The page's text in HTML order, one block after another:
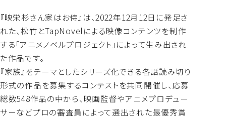
『映栄杉さん家はお侍』は、2022年12月12日に発足さ
れた、松竹とTapNovelによる映像コンテンツを制作
する「アニメノベルプロジェクト」によって生み出され
た作品です。
『家族』をテーマとしたシリーズ化できる各話読み切り
形式の作品を募集するコンテストを共同開催し、応募
総数548作品の中から、映画監督やアニメプロデュー
サーなどプロの審査員によって選出された最優秀賞